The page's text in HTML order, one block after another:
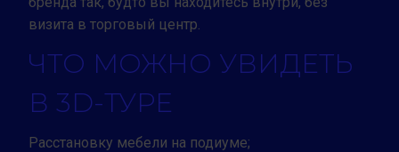
визита в торговый центр.
ЧТО МОЖНО УВИДЕТЬ
В 3D-ТУРЕ
Расстановку мебели на подиуме;